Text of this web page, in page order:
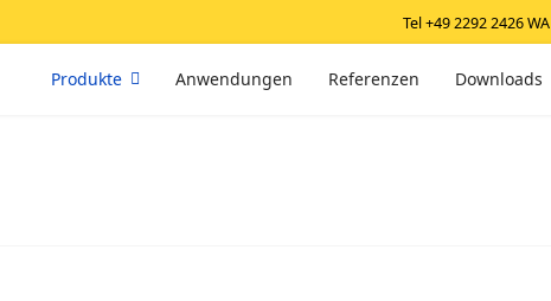
Tel +49 2292 2426 WA
Produkte Anwendungen Referenzen Downloads